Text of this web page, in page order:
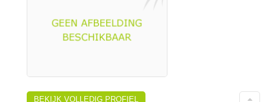
BEKIJK VOLLEDIG PROFIEL